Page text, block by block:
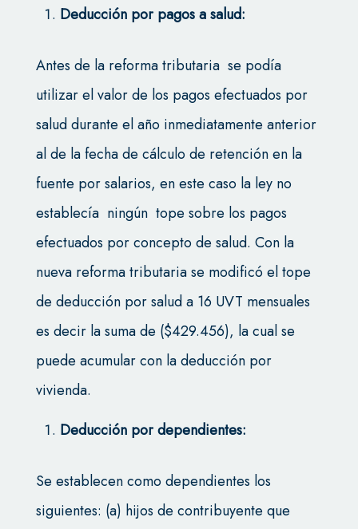
Deducción por pagos a salud:
Antes de la reforma tributaria se podía
utilizar el valor de los pagos efectuados por
salud durante el año inmediatamente anterior
al de la fecha de cálculo de retención en la
fuente por salarios, en este caso la ley no
establecía ningún tope sobre los pagos
efectuados por concepto de salud. Con la
nueva reforma tributaria se modificó el tope
de deducción por salud a 16 UVT mensuales
es decir la suma de ($429.456), la cual se
puede acumular con la deducción por
vivienda.
Deducción por dependientes:
Se establecen como dependientes los
siguientes: (a) hijos de contribuyente que